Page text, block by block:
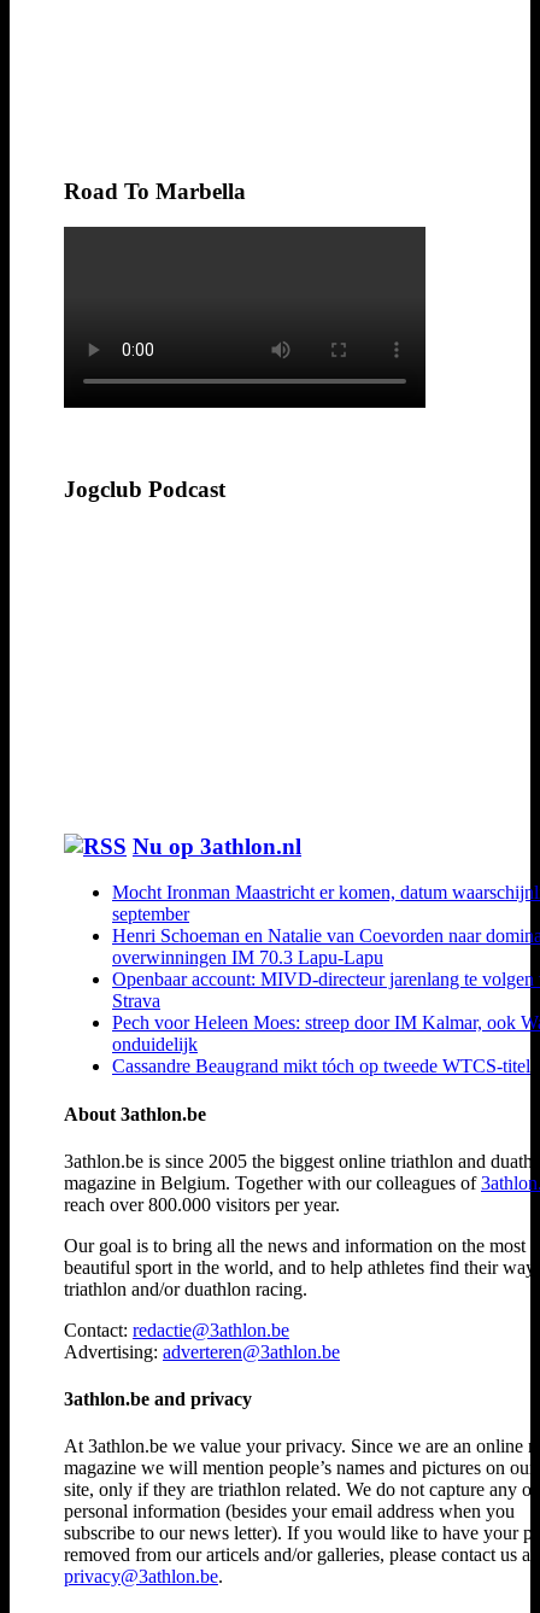
Road To Marbella
Jogclub Podcast
Nu op 3athlon.nl
Mocht Ironman Maastricht er komen, datum
september
Henri Schoeman en Natalie van Coevorden naar
overwinningen IM 70.3 Lapu-Lapu
Openbaar account: MIVD-directeur jarenlang te volgen
Strava
Pech voor Heleen Moes: streep door IM Kalmar, ook
onduidelijk
Cassandre Beaugrand mikt tóch op tweede WTCS-titel
About 3athlon.be
3athlon.be is since 2005 the biggest online triathlon and
magazine in Belgium. Together with our colleagues of
reach over 800.000 visitors per year.
Our goal is to bring all the news and information on the most
beautiful sport in the world, and to help athletes find their way
triathlon and/or duathlon racing.
Contact: redactie@3athlon.be
Advertising: adverteren@3athlon.be
3athlon.be and privacy
At 3athlon.be we value your privacy. Since we are an online
magazine we will mention people’s names and pictures on
site, only if they are triathlon related. We do not capture any
personal information (besides your email address when you
subscribe to our news letter). If you would like to have your
removed from our articels and/or galleries, please contact us at
privacy@3athlon.be.